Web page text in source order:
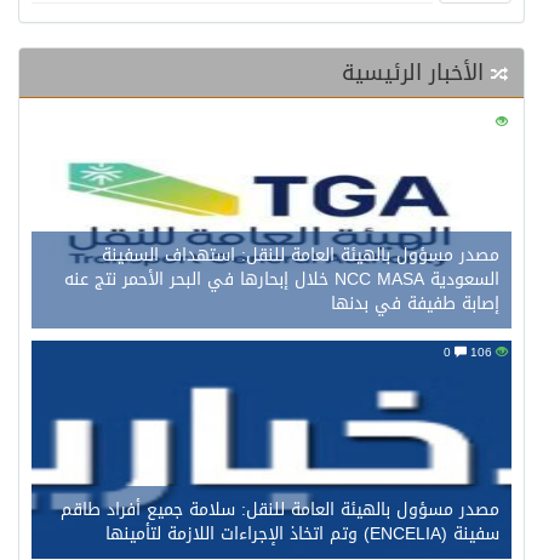
الأخبار الرئيسية
121
مصدر مسؤول بالهيئة العامة للنقل: استهداف السفينة
السعودية NCC MASA خلال إبحارها في البحر الأحمر نتج عنه
إصابة طفيفة في بدنها
مصدر مسؤول بالهيئة العامة للنقل: سلامة جميع أفراد طاقم
سفينة (ENCELIA) وتم اتخاذ الإجراءات اللازمة لتأمينها